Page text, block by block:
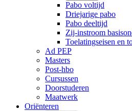
Pabo voltijd
Driejarige pabo
Pabo deeltijd
Zij-instroom
Toelatingseisen en
Ad PEP
Masters
Post-hbo
Cursussen
Doorstuderen
Maatwerk
Oriënteren